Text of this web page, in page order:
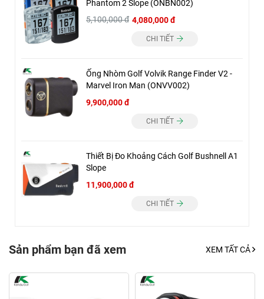
Phantom 2 Slope (ONBN002)
5,100,000 đ 4,080,000 đ
CHI TIẾT
Ống Nhòm Golf Volvik Range Finder V2 -
Marvel Iron Man (ONVV002)
9,900,000 đ
CHI TIẾT
Thiết Bị Đo Khoảng Cách Golf Bushnell A1
Slope
11,900,000 đ
CHI TIẾT
Sản phẩm bạn đã xem XEM TẤT CẢ